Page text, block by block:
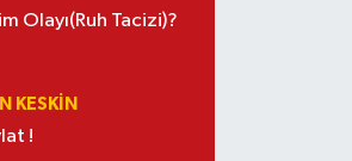
Olayı(Ruh Tacizi)?
KESKİN
!